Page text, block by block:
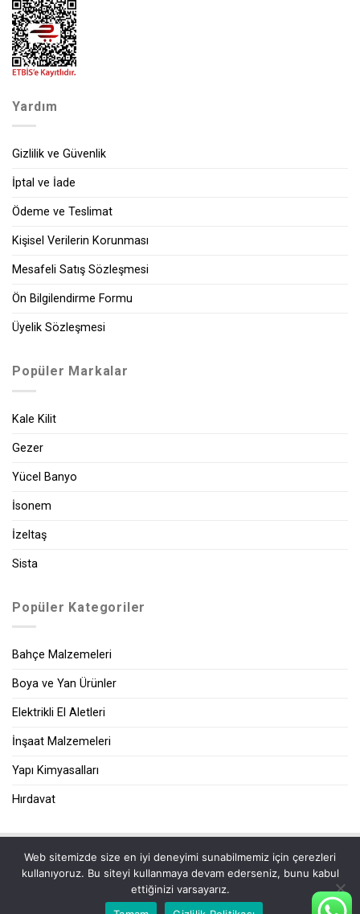
Yardım
Gizlilik ve Güvenlik
İptal ve İade
Ödeme ve Teslimat
Kişisel Verilerin Korunması
Mesafeli Satış Sözleşmesi
Ön Bilgilendirme Formu
Üyelik Sözleşmesi
Popüler Markalar
Kale Kilit
Gezer
Yücel Banyo
İsonem
İzeltaş
Sista
Popüler Kategoriler
Bahçe Malzemeleri
Boya ve Yan Ürünler
Elektrikli El Aletleri
İnşaat Malzemeleri
Yapı Kimyasalları
Hırdavat
|
Web sitemizde size en iyi deneyimi sunabilmemiz için çerezleri
kullanıyoruz. Bu siteyi kullanmaya devam ederseniz, bunu kabul
ettiğinizi varsayarız.